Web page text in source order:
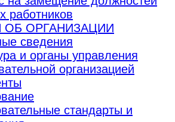
работников
ОБ ОРГАНИЗАЦИИ
сведения
и органы управления
организацией
стандарты и